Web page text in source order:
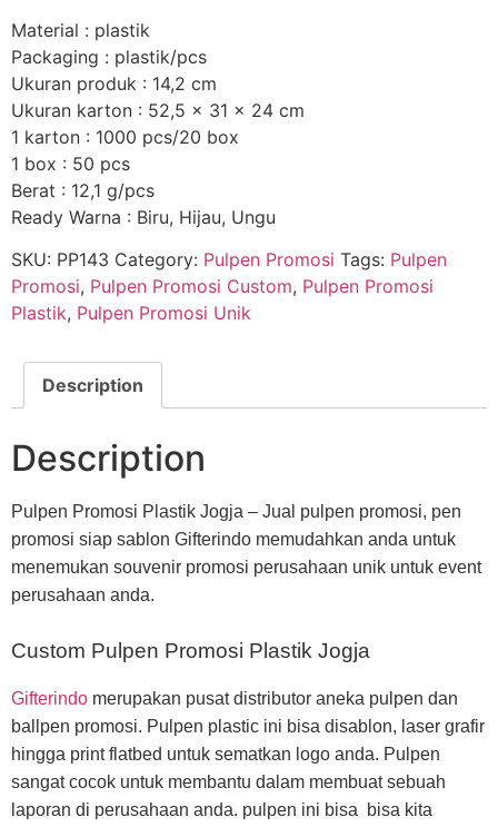
Material : plastik
Packaging : plastik/pcs
Ukuran produk : 14,2 cm
Ukuran karton : 52,5 x 31 x 24 cm
1 karton : 1000 pcs/20 box
1 box : 50 pcs
Berat : 12,1 g/pcs
Ready Warna : Biru, Hijau, Ungu
SKU: PP143 Category: Pulpen Promosi Tags: Pulpen
Promosi, Pulpen Promosi Custom, Pulpen Promosi
Plastik, Pulpen Promosi Unik
Description
Description
Pulpen Promosi Plastik Jogja – Jual pulpen promosi, pen
promosi siap sablon Gifterindo memudahkan anda untuk
menemukan souvenir promosi perusahaan unik untuk event
perusahaan anda.
Custom Pulpen Promosi Plastik Jogja
Gifterindo merupakan pusat distributor aneka pulpen dan
ballpen promosi. Pulpen plastic ini bisa disablon, laser grafir
hingga print flatbed untuk sematkan logo anda. Pulpen
sangat cocok untuk membantu dalam membuat sebuah
laporan di perusahaan anda. pulpen ini bisa bisa kita